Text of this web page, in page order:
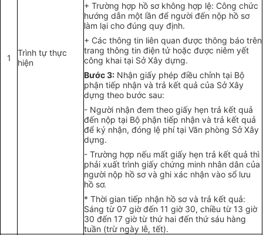
1
Trình tự thực
hiện
+ Trường hợp hồ sơ không hợp lệ: Công chức
hướng dẫn một lần để người đến nộp hồ sơ
làm lại cho đúng quy định.
+ Các thông tin liên quan được thông báo trên
trang thông tin điện tử hoặc được niêm yết
công khai tại Sở Xây dựng.
Bước 3: Nhận giấy phép điều chỉnh tại Bộ
phận tiếp nhận và trả kết quả của Sở Xây
dựng theo bước sau:
- Người nhận đem theo giấy hẹn trả kết quả
đến nộp tại Bộ phận tiếp nhận và trả kết quả
để ký nhận, đóng lệ phí tại Văn phòng Sở Xây
dựng.
- Trường hợp nếu mất giấy hẹn trả kết quả thì
phải xuất trình giấy chứng minh nhân dân của
người nộp hồ sơ và ghi xác nhận vào sổ lưu
hồ sơ.
* Thời gian tiếp nhận hồ sơ và trả kết quả:
Sáng từ 07 giờ đến 11 giờ 30, chiều từ 13 giờ
30 đến 17 giờ từ thứ hai đến thứ sáu hàng
tuần (trừ ngày lễ, tết).